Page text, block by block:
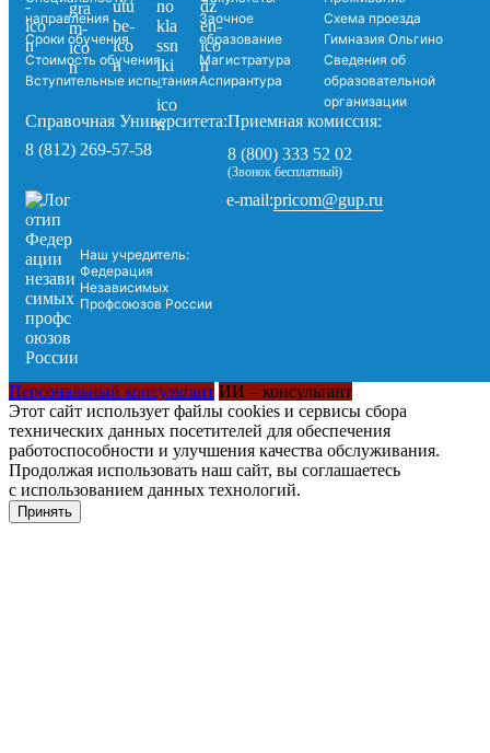
направления
Сроки обучения
Стоимость обучения
Вступительные испытания
Заочное
образование
Магистратура
Аспирантура
Схема проезда
Гимназия Ольгино
Сведения об
образовательной
организации
Справочная Университета:
8 (812) 269-57-58
Приемная комиссия:
8 (800) 333 52 02
(Звонок бесплатный)
Наш учредитель:
Федерация
Независимых
Профсоюзов России
e-mail:pricom@gup.ru
Персональный консультант ИИ – консультант
Этот сайт использует файлы cookies и сервисы сбора
технических данных посетителей для обеспечения
работоспособности и улучшения качества обслуживания.
Продолжая использовать наш сайт, вы соглашаетесь
с использованием данных технологий.
Принять